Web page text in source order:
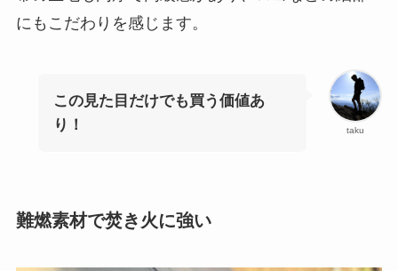
にもこだわりを感じます。
taku
この見た目だけでも買う価値あ
り！
難燃素材で焚き火に強い